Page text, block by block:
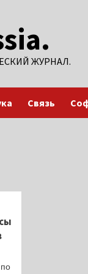
ЖУРНАЛ.
Связь